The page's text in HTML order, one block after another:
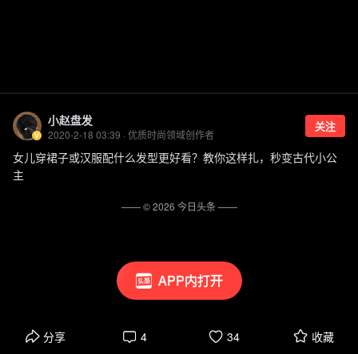
APP内打开
小赵盘发
2020-2-18 03:39 · 优质时尚领域创作者
关注
女儿穿裙子或汉服配什么发型更好看？教你这样扎，秒变古代小公
主
分享 4 34 收藏
—— ©2026 今日头条——